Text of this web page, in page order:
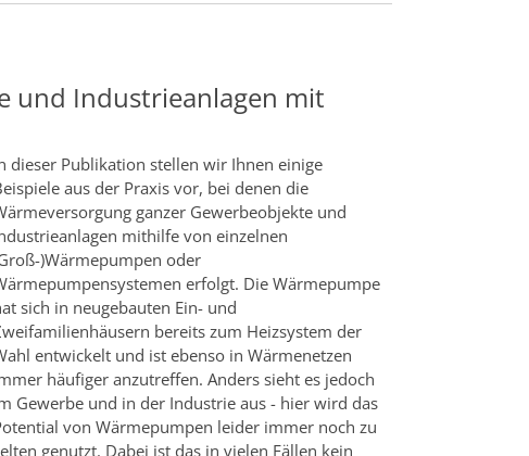
und Industrieanlagen mit
dieser Publikation stellen wir Ihnen einige
aus der Praxis vor, bei denen die
ganzer Gewerbeobjekte und
mithilfe von einzelnen
)Wärmepumpen oder
erfolgt. Die Wärmepumpe
sich in neugebauten Ein- und
bereits zum Heizsystem der
entwickelt und ist ebenso in Wärmenetzen
häufiger anzutreffen. Anders sieht es jedoch
Gewerbe und in der Industrie aus - hier wird das
von Wärmepumpen leider immer noch zu
genutzt. Dabei ist das in vielen Fällen kein